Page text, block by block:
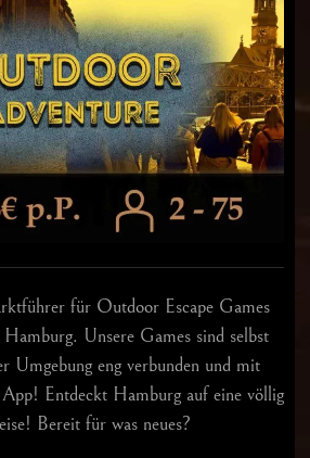
für Outdoor Escape Games
Unsere Games sind selbst
Umgebung eng verbunden und mit
Entdeckt Hamburg auf eine völlig
Bereit für was neues?